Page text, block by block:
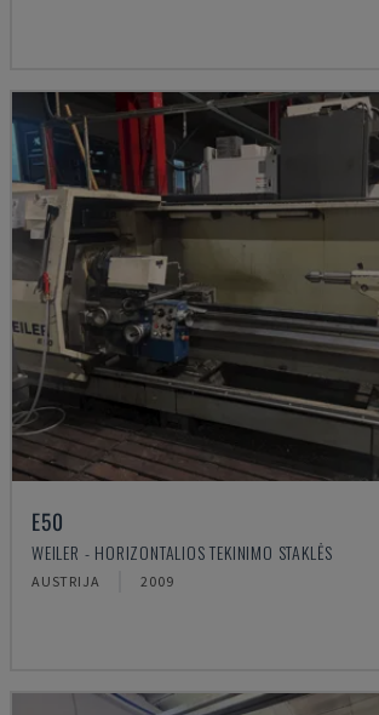
E50
WEILER - HORIZONTALIOS TEKINIMO STAKLĖS
AUSTRIJA 2009